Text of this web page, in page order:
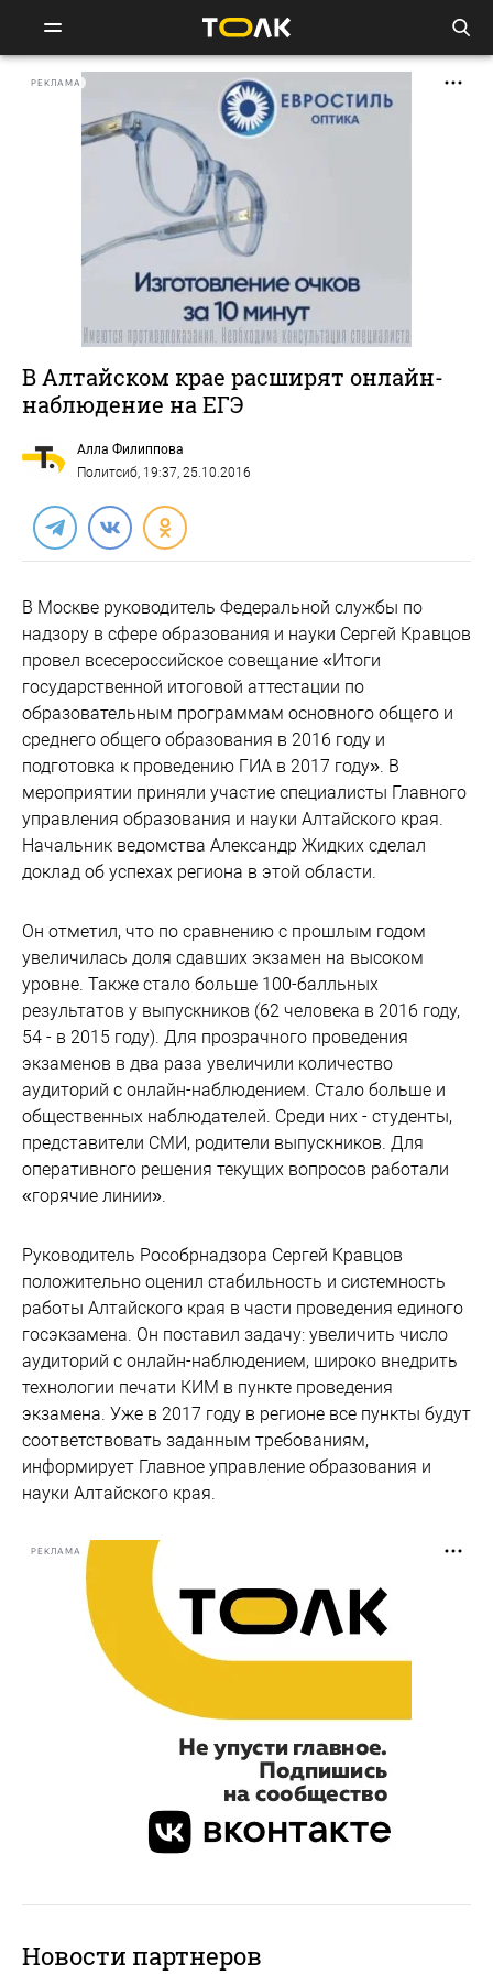
РЕКЛАМА
В Алтайском крае расширят онлайн-
наблюдение на ЕГЭ
Алла Филиппова
Политсиб, 19:37, 25.10.2016
В Москве руководитель Федеральной службы по
надзору в сфере образования и науки Сергей Кравцов
провел всесероссийское совещание «Итоги
государственной итоговой аттестации по
образовательным программам основного общего и
среднего общего образования в 2016 году и
подготовка к проведению ГИА в 2017 году». В
мероприятии приняли участие специалисты Главного
управления образования и науки Алтайского края.
Начальник ведомства Александр Жидких сделал
доклад об успехах региона в этой области.
Он отметил, что по сравнению с прошлым годом
увеличилась доля сдавших экзамен на высоком
уровне. Также стало больше 100-балльных
результатов у выпускников (62 человека в 2016 году,
54 - в 2015 году). Для прозрачного проведения
экзаменов в два раза увеличили количество
аудиторий с онлайн-наблюдением. Стало больше и
общественных наблюдателей. Среди них - студенты,
представители СМИ, родители выпускников. Для
оперативного решения текущих вопросов работали
«горячие линии».
Руководитель Рособрнадзора Сергей Кравцов
положительно оценил стабильность и системность
работы Алтайского края в части проведения единого
госэкзамена. Он поставил задачу: увеличить число
аудиторий с онлайн-наблюдением, широко внедрить
технологии печати КИМ в пункте проведения
экзамена. Уже в 2017 году в регионе все пункты будут
соответствовать заданным требованиям,
информирует Главное управление образования и
науки Алтайского края.
РЕКЛАМА
Новости партнеров